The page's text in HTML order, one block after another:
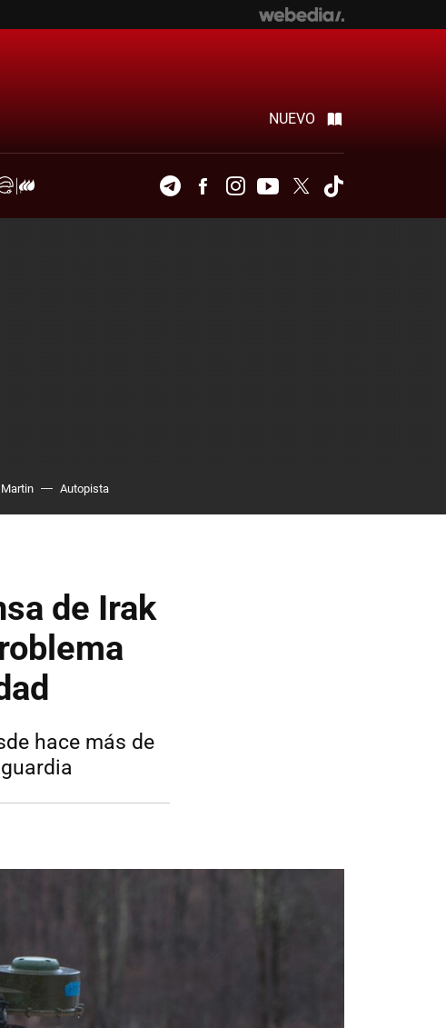
NUEVO
TelegramFacebookInstagramYoutubeTwitter
Autopista
de Irak
hace más de